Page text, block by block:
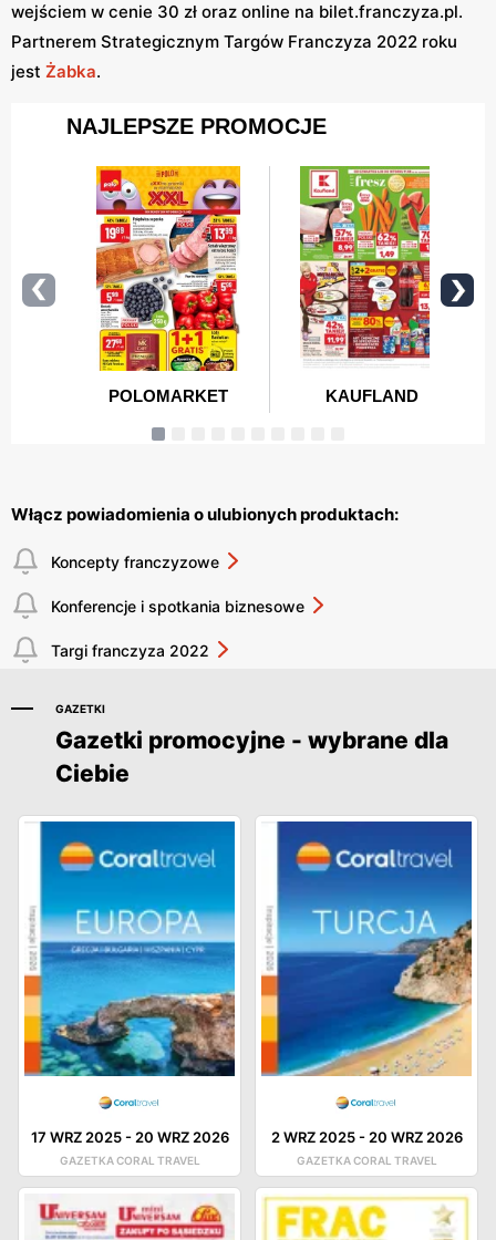
wejściem w cenie 30 zł oraz online na bilet.franczyza.pl.
Partnerem Strategicznym Targów Franczyza 2022 roku
jest Żabka.
Włącz powiadomienia o ulubionych produktach:
Koncepty franczyzowe
Konferencje i spotkania biznesowe
Targi franczyza 2022
GAZETKI
Gazetki promocyjne - wybrane dla
Ciebie
17 WRZ 2025- 20 WRZ 2026
GAZETKA CORAL TRAVEL
2 WRZ 2025- 20 WRZ 2026
GAZETKA CORAL TRAVEL